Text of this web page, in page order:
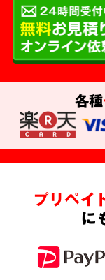
各種
プリペイ
に